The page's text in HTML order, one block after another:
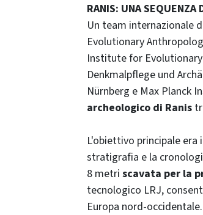
RANIS: UNA SEQUENZA
Un team internazionale
Evolutionary
Institute for
Denkmalpflege und
Nürnberg e Max Planck
archeologico di Ranis
L'obiettivo principale
stratigrafia e la
8 metri scavata per la
tecnologico LRJ,
Europa nord-occidentale.